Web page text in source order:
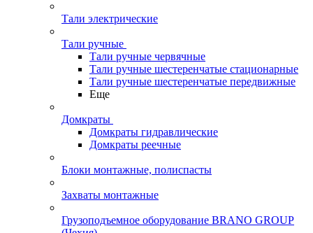
Тали электрические
Тали ручные
Тали ручные червячные
Тали ручные шестеренчатые стационарные
Тали ручные шестеренчатые передвижные
Еще
Домкраты
Домкраты гидравлические
Домкраты реечные
Блоки монтажные, полиспасты
Захваты монтажные
Грузоподъемное оборудование BRANO GROUP